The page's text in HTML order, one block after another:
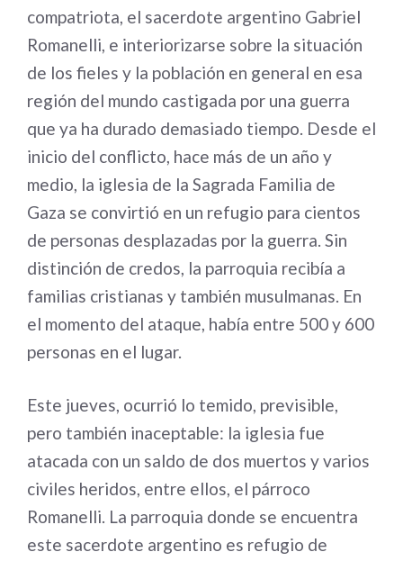
compatriota, el sacerdote argentino Gabriel
Romanelli, e interiorizarse sobre la situación
de los fieles y la población en general en esa
región del mundo castigada por una guerra
que ya ha durado demasiado tiempo. Desde el
inicio del conflicto, hace más de un año y
medio, la iglesia de la Sagrada Familia de
Gaza se convirtió en un refugio para cientos
de personas desplazadas por la guerra. Sin
distinción de credos, la parroquia recibía a
familias cristianas y también musulmanas. En
el momento del ataque, había entre 500 y 600
personas en el lugar.
Este jueves, ocurrió lo temido, previsible,
pero también inaceptable: la iglesia fue
atacada con un saldo de dos muertos y varios
civiles heridos, entre ellos, el párroco
Romanelli. La parroquia donde se encuentra
este sacerdote argentino es refugio de